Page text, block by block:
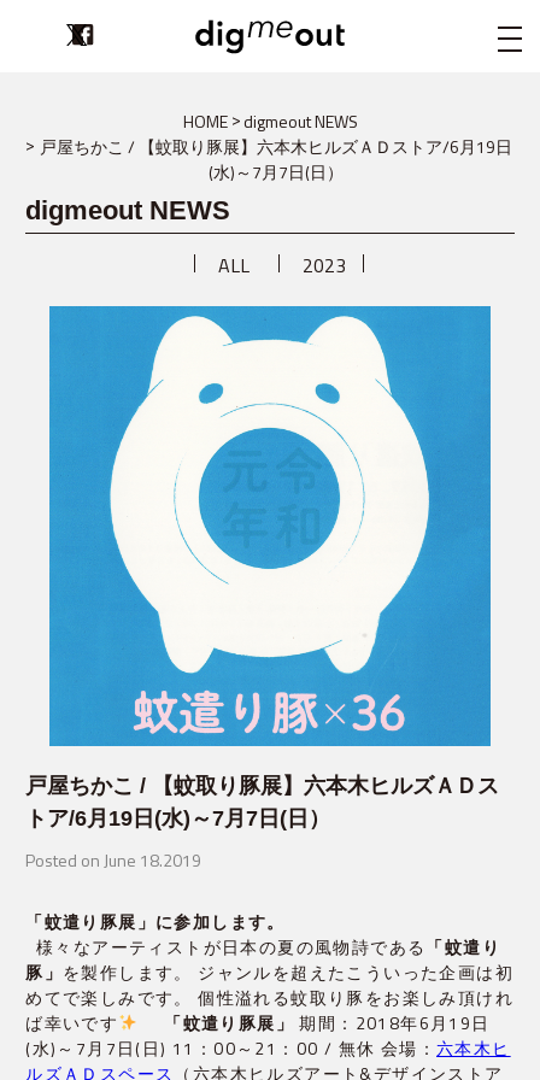
digmeout
HOME
digmeout NEWS
戸屋ちかこ / 【蚊取り豚展】六本木ヒルズＡＤストア/6月19日
(水)～7月7日(日）
digmeout NEWS
ALL 2023
戸屋ちかこ / 【蚊取り豚展】六本木ヒルズＡＤス
トア/6月19日(水)～7月7日(日）
Posted on June 18.2019
「蚊遣り豚展」に参加します。
様々なアーティストが日本の夏の風物詩である 「蚊遣り
豚」 を製作します。 ジャンルを超えたこういった企画は初
めてで楽しみです。 個性溢れる蚊取り豚をお楽しみ頂けれ
ば幸いです
「蚊遣り豚展」 期間：2018年6月19日
(水)～7月7日(日) 11：00～21：00 / 無休 会場：六本木ヒ
ルズＡＤスペース （六本木ヒルズアート&デザインストア